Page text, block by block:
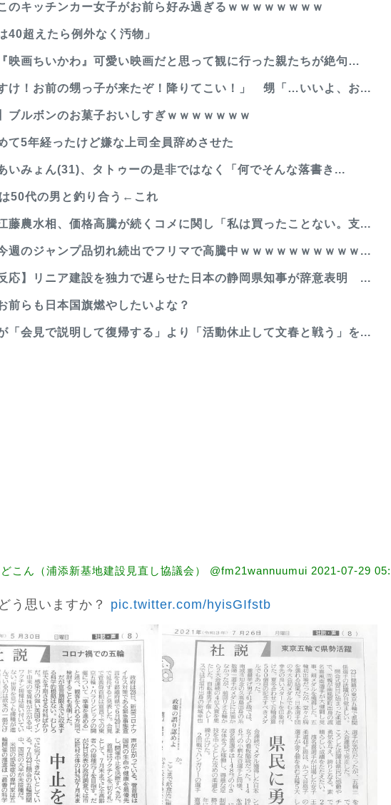
のキッチンカー女子がお前ら好み過ぎるｗｗｗｗｗｗｗｗ
40超えたら例外なく汚物」
映画ちいかわ』可愛い映画だと思って観に行った親たちが絶句…
け！お前の甥っ子が来たぞ！降りてこい！」 甥「…いいよ、お...
ブルボンのお菓子おいしすぎｗｗｗｗｗｗｗ
て5年経ったけど嫌な上司全員辞めさせた
いみょん(31)、タトゥーの是非ではなく「何でそんな落書き...
50代の男と釣り合う←これ
藤農水相、価格高騰が続くコメに関し「私は買ったことない。支...
週のジャンプ品切れ続出でフリマで高騰中ｗｗｗｗｗｗｗｗｗｗ...
応】リニア建設を独力で遅らせた日本の静岡県知事が辞意表明 ...
前らも日本国旗燃やしたいよな？
「会見で説明して復帰する」より「活動休止して文春と戦う」を...
こん（浦添新基地建設見直し協議会） @fm21wannuumui 2021-07-29
う思いますか？ pic.twitter.com/hyisGIfstb